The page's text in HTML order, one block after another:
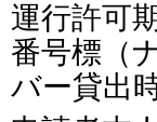
運行許可
番号標（
バー貸出